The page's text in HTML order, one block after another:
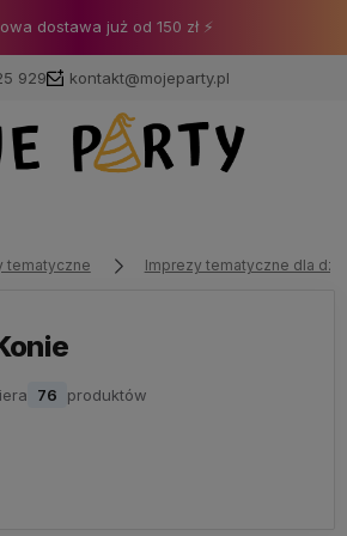
dostawa już od 150 zł ⚡
929 kontakt@mojeparty.pl
Załóż konto
siebie z naszej aktualnej oferty lub
tematyczne Imprezy tematyczne dla
76 produktów